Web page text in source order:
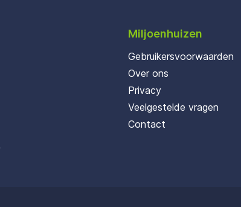
Miljoenhuizen
Gebruikersvoorwaarden
Over ons
Privacy
Veelgestelde vragen
Contact